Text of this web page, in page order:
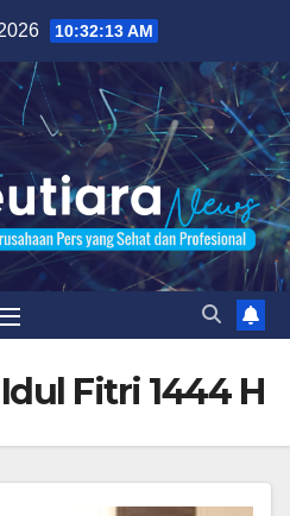
10:32:14 AM
Fitri 1444 H